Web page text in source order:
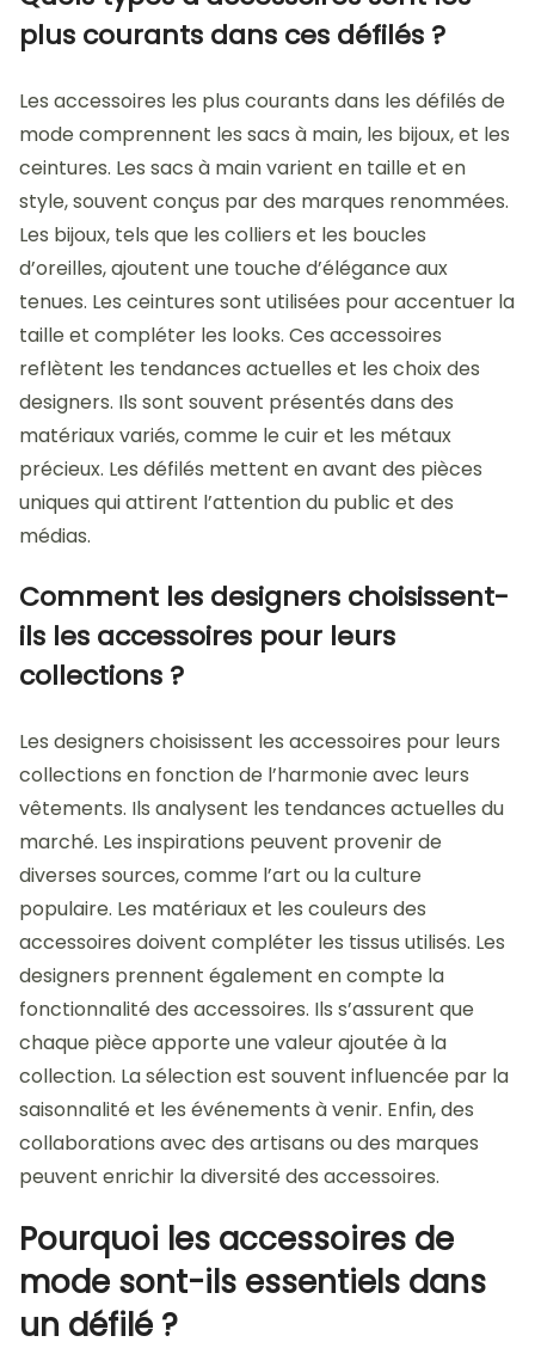
plus courants dans ces défilés ?
Les accessoires les plus courants dans les défilés de
mode comprennent les sacs à main, les bijoux, et les
ceintures. Les sacs à main varient en taille et en
style, souvent conçus par des marques renommées.
Les bijoux, tels que les colliers et les boucles
d’oreilles, ajoutent une touche d’élégance aux
tenues. Les ceintures sont utilisées pour accentuer la
taille et compléter les looks. Ces accessoires
reflètent les tendances actuelles et les choix des
designers. Ils sont souvent présentés dans des
matériaux variés, comme le cuir et les métaux
précieux. Les défilés mettent en avant des pièces
uniques qui attirent l’attention du public et des
médias.
Comment les designers choisissent-
ils les accessoires pour leurs
collections ?
Les designers choisissent les accessoires pour leurs
collections en fonction de l’harmonie avec leurs
vêtements. Ils analysent les tendances actuelles du
marché. Les inspirations peuvent provenir de
diverses sources, comme l’art ou la culture
populaire. Les matériaux et les couleurs des
accessoires doivent compléter les tissus utilisés. Les
designers prennent également en compte la
fonctionnalité des accessoires. Ils s’assurent que
chaque pièce apporte une valeur ajoutée à la
collection. La sélection est souvent influencée par la
saisonnalité et les événements à venir. Enfin, des
collaborations avec des artisans ou des marques
peuvent enrichir la diversité des accessoires.
Pourquoi les accessoires de
mode sont-ils essentiels dans
un défilé ?